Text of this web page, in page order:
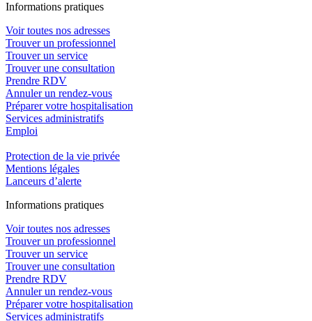
Informations pratiques
Voir toutes nos adresses
Trouver un professionnel
Trouver un service
Trouver une consultation
Prendre RDV
Annuler un rendez-vous
Préparer votre hospitalisation
Services administratifs
Emploi​
Protection de la vie privée
Mentions légales
Lanceurs d’alerte
Informations pratiques
Voir toutes nos adresses
Trouver un professionnel
Trouver un service
Trouver une consultation
Prendre RDV
Annuler un rendez-vous
Préparer votre hospitalisation
Services administratifs